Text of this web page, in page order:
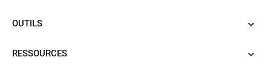
OUTILS
RESSOURCES